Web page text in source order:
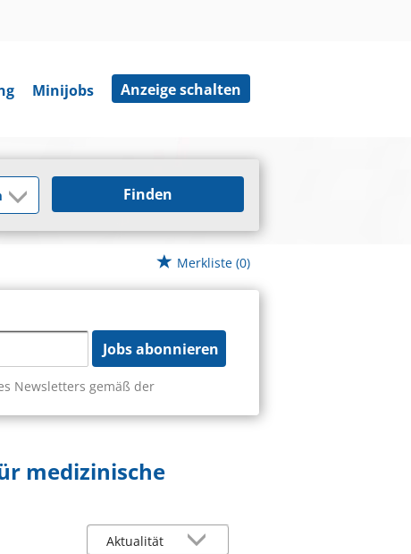
Minijobs Anzeige schalten
Finden
Merkliste (0)
Jobs abonnieren
Newsletters gemäß der
medizinische